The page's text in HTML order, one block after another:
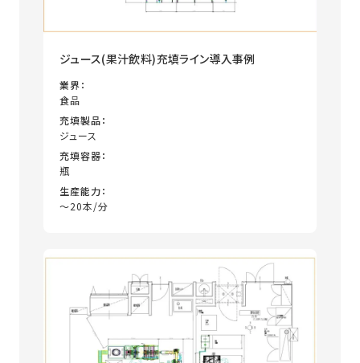
ジュース(果汁飲料)充填ライン導入事例
業界：
食品
充填製品：
ジュース
充填容器：
瓶
生産能力：
～20本/分